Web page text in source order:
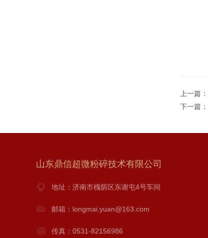
上一篇：
下一篇：
山东鼎信超微粉碎技术有限公司
地址：济南市槐荫区东谢屯4号车间
邮箱：longmai.yuan@163.com
传真：0531-82156986